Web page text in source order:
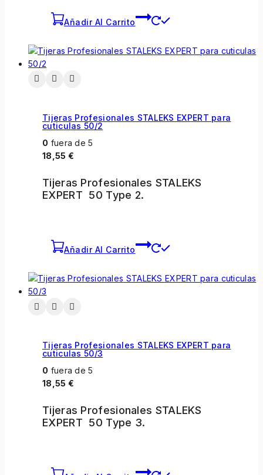
Añadir Al Carrito
Tijeras Profesionales STALEKS EXPERT para
cuticulas 50/2
0 fuera de 5
18,55 €
Tijeras Profesionales STALEKS
EXPERT 50 Type 2.
Añadir Al Carrito
Tijeras Profesionales STALEKS EXPERT para
cuticulas 50/3
0 fuera de 5
18,55 €
Tijeras Profesionales STALEKS
EXPERT 50 Type 3.